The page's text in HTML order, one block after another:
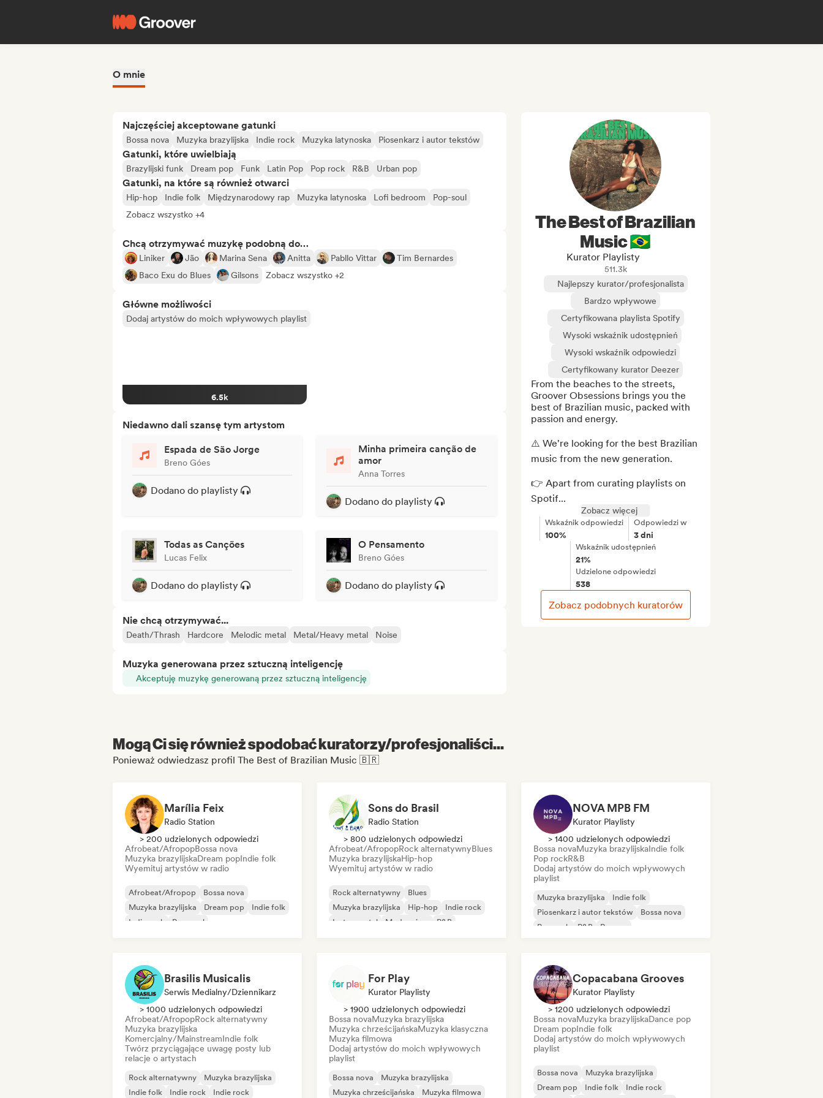
O mnie
Najczęściej akceptowane gatunki
Bossa nova Muzyka brazylijska Indie rock Muzyka latynoska Piosenkarz i autor tekstów
Gatunki, które uwielbiają
Brazylijski funk Dream pop Funk Latin Pop Pop rock R&B Urban pop
Gatunki, na które są również otwarci
Hip-hop Indie folk Międzynarodowy rap Muzyka latynoska Lofi bedroom
Pop-soul
Zobacz wszystko +4
Chcą otrzymywać muzykę podobną do…
Liniker Jão Marina Sena Anitta Pabllo Vittar
Tim Bernardes
Baco Exu do Blues
Gilsons Zobacz wszystko +2
Główne możliwości
Dodaj artystów do moich wpływowych playlist
6.5k
Niedawno dali szansę tym artystom
Espada de São Jorge
Breno Góes
Dodano do playlisty
Minha primeira canção de
amor
Anna Torres
Dodano do playlisty
Todas as Canções
Lucas Felix
Dodano do playlisty
O Pensamento
Breno Góes
Dodano do playlisty
Nie chcą otrzymywać...
Death/Thrash Hardcore Melodic metal Metal/Heavy metal Noise
Muzyka generowana przez sztuczną inteligencję
Akceptuję muzykę generowaną przez sztuczną inteligencję
The Best of Brazilian
Music 🇧🇷
Kurator Playlisty
511.3k
Najlepszy kurator/profesjonalista
Bardzo wpływowe
Certyfikowana playlista Spotify
Wysoki wskaźnik udostępnień
Wysoki wskaźnik odpowiedzi
Certyfikowany kurator Deezer
From the beaches to the streets,
Groover Obsessions brings you the
best of Brazilian music, packed with
passion and energy.
⚠️ We're looking for the best Brazilian
music from the new generation.
👉 Apart from curating playlists on
Spotif...
Zobacz więcej
Wskaźnik odpowiedzi
100%
Odpowiedzi w
3 dni
Wskaźnik udostępnień
21%
Udzielone odpowiedzi
538
Zobacz podobnych kuratorów
Mogą Ci się również spodobać kuratorzy/profesjonaliści...
Ponieważ odwiedzasz profil The Best of Brazilian Music 🇧🇷
Marília Feix
Radio Station
> 200 udzielonych odpowiedzi
Afrobeat/AfropopBossa nova
Muzyka brazylijskaDream popIndie folk
Wyemituj artystów w radio
Afrobeat/Afropop
Bossa nova
Muzyka brazylijska
Dream pop
Indie folk
Indie rock
Pop-soul
Sons do Brasil
Radio Station
> 800 udzielonych odpowiedzi
Afrobeat/AfropopRock alternatywnyBlues
Muzyka brazylijskaHip-hop
Wyemituj artystów w radio
Rock alternatywny
Blues
Muzyka brazylijska
Hip-hop
Indie rock
Instrumental
Modern jazz R&B
NOVA MPB FM
Kurator Playlisty
> 1400 udzielonych odpowiedzi
Bossa novaMuzyka brazylijskaIndie folk
Pop rockR&B
Dodaj artystów do moich wpływowych
playlist
Muzyka brazylijska
Indie folk
Piosenkarz i autor tekstów
Bossa nova
Pop rock
R&B Reggae
Brasilis Musicalis
Serwis Medialny/Dziennikarz
> 1000 udzielonych odpowiedzi
Afrobeat/AfropopRock alternatywny
Muzyka brazylijska
Komercjalny/MainstreamIndie folk
Twórz przyciągające uwagę posty lub
relacje o artystach
Rock alternatywny
Muzyka brazylijska
Indie folk
Indie rock Indie rock
For Play
Kurator Playlisty
> 1900 udzielonych odpowiedzi
Bossa novaMuzyka brazylijska
Muzyka chrześcijańskaMuzyka klasyczna
Muzyka filmowa
Dodaj artystów do moich wpływowych
playlist
Bossa nova
Muzyka brazylijska
Muzyka chrześcijańska
Muzyka filmowa
Copacabana Grooves
Kurator Playlisty
> 1200 udzielonych odpowiedzi
Bossa novaMuzyka brazylijskaDance pop
Dream popIndie folk
Dodaj artystów do moich wpływowych
playlist
Bossa nova
Muzyka brazylijska
Dream pop
Indie folk
Indie rock